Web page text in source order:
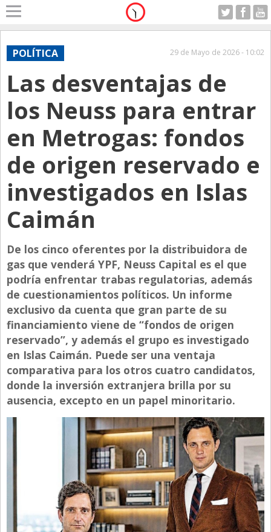
Home
A Motor
Anticipo
Campo
Carrera & Emprendedores
Club House
Coleccionistas
Con Estilo
De Bolsillo
Diarios de Argentina
Diarios del Mundo
Directivos
Ecología y Ambiente
Economía
El Experto
El Innovador
El Precio Que Yo Ví
Entrevista Exclusiva
Internacionales
La Opinión del Director
Jueves 06.08.2026
POLÍTICA 29 de Mayo de 2026 - 10:02
Las desventajas de
los Neuss para entrar
en Metrogas: fondos
de origen reservado e
investigados en Islas
Caimán
De los cinco oferentes por la distribuidora de
gas que venderá YPF, Neuss Capital es el que
podría enfrentar trabas regulatorias, además
de cuestionamientos políticos. Un informe
exclusivo da cuenta que gran parte de su
financiamiento viene de “fondos de origen
reservado”, y además el grupo es investigado
en Islas Caimán. Puede ser una ventaja
comparativa para los otros cuatro candidatos,
donde la inversión extranjera brilla por su
ausencia, excepto en un papel minoritario.